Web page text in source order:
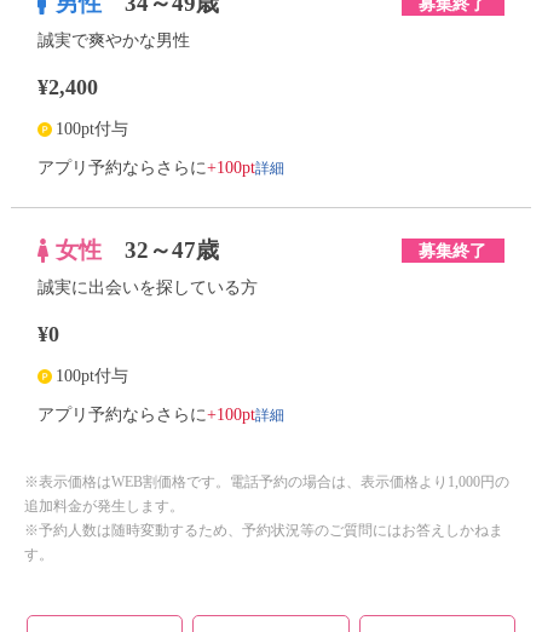
募集終了
誠実で爽やかな男性
¥2,400
100pt付与
アプリ予約ならさらに+100pt詳細
女性 32～47歳 募集終了
誠実に出会いを探している方
¥0
100pt付与
アプリ予約ならさらに+100pt詳細
※表示価格はWEB割価格です。電話予約の場合は、表示価格より1,000円の
追加料金が発生します。
※予約人数は随時変動するため、予約状況等のご質問にはお答えしかねま
す。